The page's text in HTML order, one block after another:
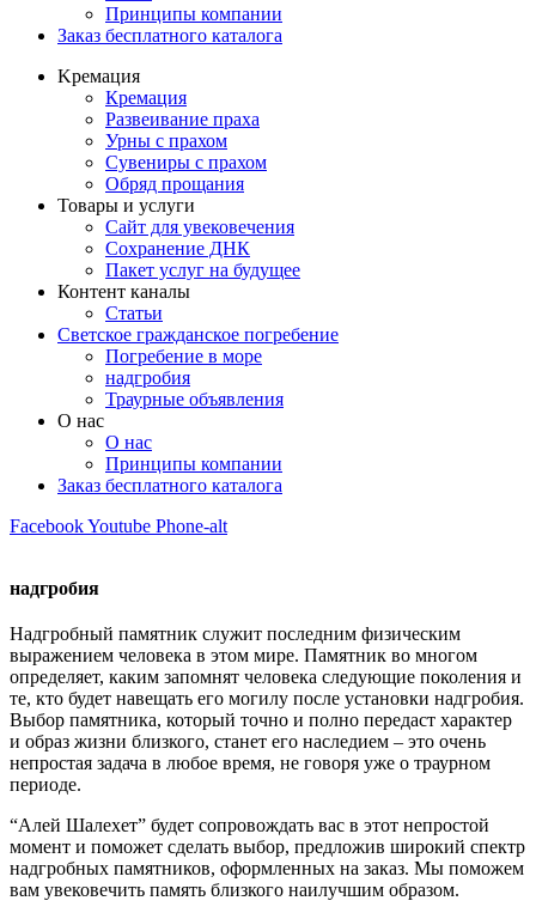
Принципы компании
Заказ бесплатного каталога
Kремация
Кремация
Развеивание праха
Урны с прахом
Сувениры с прахом
Обряд прощания
Товары и услуги
Сайт для увековечения
Сохранение ДНК
Пакет услуг на будущее
Контент каналы
Статьи
Светское гражданское погребение
Погребение в море
надгробия
Траурные объявления
О нас
О нас
Принципы компании
Заказ бесплатного каталога
FacebookYoutube Phone-alt
надгробия
Надгробный памятник служит последним физическим
выражением человека в этом мире. Памятник во многом
определяет, каким запомнят человека следующие поколения и
те, кто будет навещать его могилу после установки надгробия.
Выбор памятника, который точно и полно передаст характер
и образ жизни близкого, станет его наследием – это очень
непростая задача в любое время, не говоря уже о траурном
периоде.
“Алей Шалехет” будет сопровождать вас в этот непростой
момент и поможет сделать выбор, предложив широкий спектр
надгробных памятников, оформленных на заказ. Мы поможем
вам увековечить память близкого наилучшим образом.